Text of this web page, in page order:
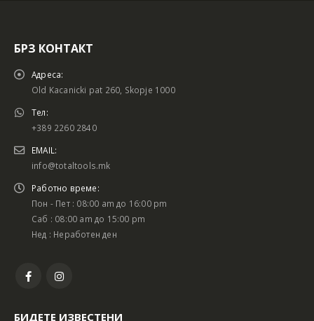
БРЗ КОНТАКТ
Адреса:
Old Kacanicki pat 260, Skopje 1000
Тел:
+389 2260 2840
EMAIL:
info@totaltools.mk
Работно време:
Пон - Пет : 08:00 am до 16:00 pm
Саб : 08:00 am до 15:00 pm
Нед : Неработен ден
БИДЕТЕ ИЗВЕСТЕНИ